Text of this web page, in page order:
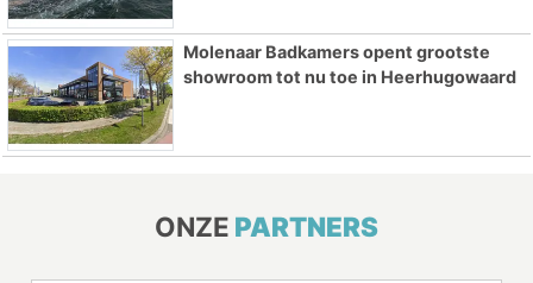
Molenaar Badkamers opent grootste
showroom tot nu toe in Heerhugowaard
ONZE PARTNERS